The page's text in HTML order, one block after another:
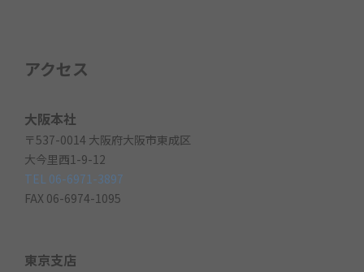
アクセス
大阪本社
〒537-0014 大阪府大阪市東成区
大今里西1-9-12
TEL 06-6971-3897
FAX 06-6974-1095
東京支店